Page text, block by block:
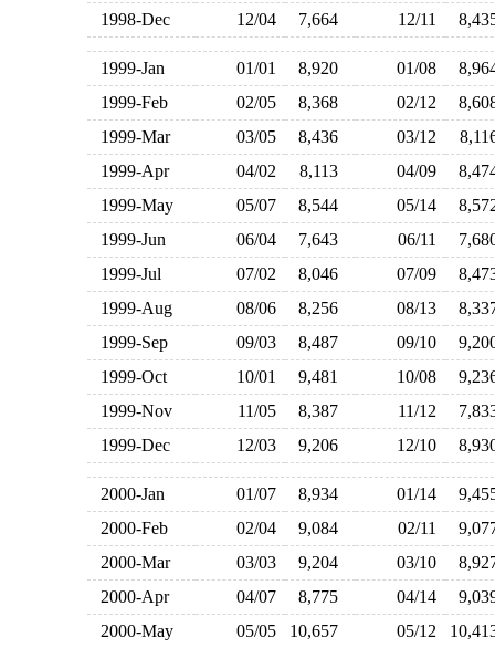
1998-Dec
12/04 7,664 12/11
1999-Jan 01/01 8,920 01/08
1999-Feb
02/05 8,368 02/12
1999-Mar
03/05 8,436 03/12
1999-Apr
04/02 8,113 04/09
1999-May
05/07 8,544 05/14
1999-Jun
06/04 7,643 06/11
1999-Jul
07/02 8,046 07/09
1999-Aug
08/06 8,256 08/13
1999-Sep
09/03 8,487 09/10
1999-Oct
10/01 9,481 10/08
1999-Nov
11/05 8,387 11/12
1999-Dec
12/03 9,206 12/10
2000-Jan 01/07 8,934 01/14
2000-Feb
02/04 9,084 02/11
2000-Mar
03/03 9,204 03/10
2000-Apr
04/07 8,775 04/14
2000-May
05/05 10,657 05/12